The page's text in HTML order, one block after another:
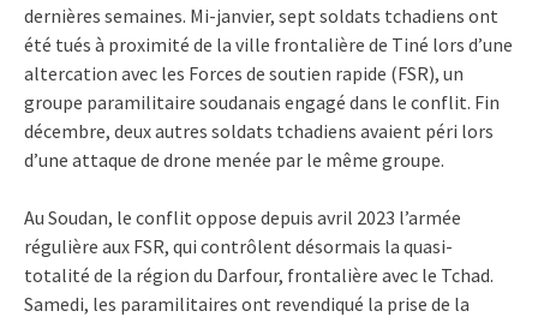
dernières semaines. Mi-janvier, sept soldats tchadiens ont
été tués à proximité de la ville frontalière de Tiné lors d’une
altercation avec les Forces de soutien rapide (FSR), un
groupe paramilitaire soudanais engagé dans le conflit. Fin
décembre, deux autres soldats tchadiens avaient péri lors
d’une attaque de drone menée par le même groupe.
Au Soudan, le conflit oppose depuis avril 2023 l’armée
régulière aux FSR, qui contrôlent désormais la quasi-
totalité de la région du Darfour, frontalière avec le Tchad.
Samedi, les paramilitaires ont revendiqué la prise de la